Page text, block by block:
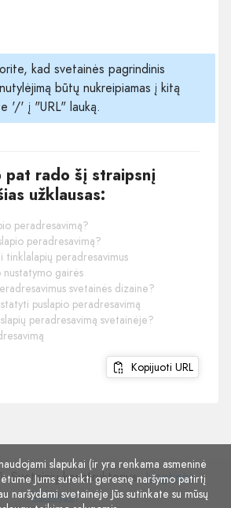
kad svetainės pagrindinis
būtų nukreipiamas į kitą
'/' į "URL" lauką.
pat rado šį straipsnį
užklausas:
peradresavimą?
peradresavimą?
tinklalapių peradresavimus
nustatymo gairės
svetainės dizaine?
puslapio peradresavimą
peradresavimą svetainėje?
Kopijuoti URL
Svetainių konstruktorius.Jungtinės
Valstijos.
slapukai (ir yra renkama asmeninė
Jums suteikti geresnę naršymo patirtį
naršydami svetainėje Jūs sutinkate su mūsų